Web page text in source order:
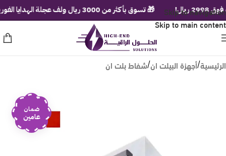
Skip to navigation
Skip to main content
الرئيسية/أجهزة البيلت ان/شفاط بلت ان
ضمان
عامين
🎁 تسوق بأكثر من 3000 ريال ولف عجلة الهدايا الفورية!